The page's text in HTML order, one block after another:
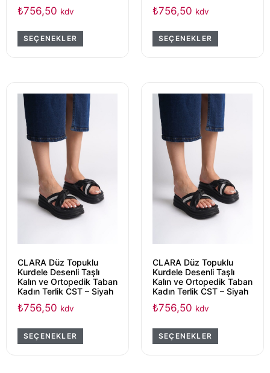
₺756,50 kdv
SEÇENEKLER
₺756,50 kdv
SEÇENEKLER
CLARA Düz Topuklu
Kurdele Desenli Taşlı
Kalın ve Ortopedik Taban
Kadın Terlik CST – Siyah
₺756,50 kdv
SEÇENEKLER
CLARA Düz Topuklu
Kurdele Desenli Taşlı
Kalın ve Ortopedik Taban
Kadın Terlik CST – Siyah
₺756,50 kdv
SEÇENEKLER